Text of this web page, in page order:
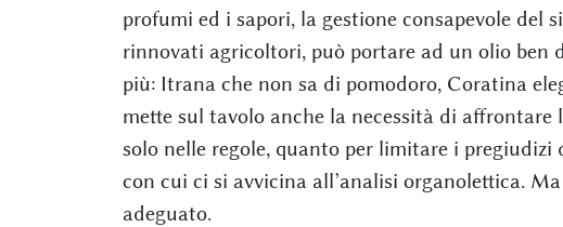
profumi ed i sapori, la gestione consapevole del
rinnovati agricoltori, può portare ad un olio
più: Itrana che non sa di pomodoro, Coratina
mette sul tavolo anche la necessità di affrontare
solo nelle regole, quanto per limitare i
con cui ci si avvicina all’analisi organolettica.
adeguato.